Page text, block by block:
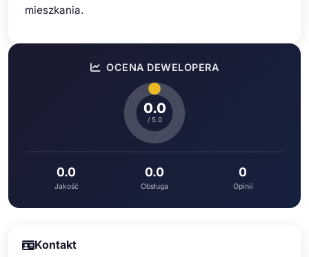
mieszkania.
OCENA DEWELOPERA
0.0
/ 5.0
0.0
Jakość
0.0
Obsługa
0
Opinii
Kontakt